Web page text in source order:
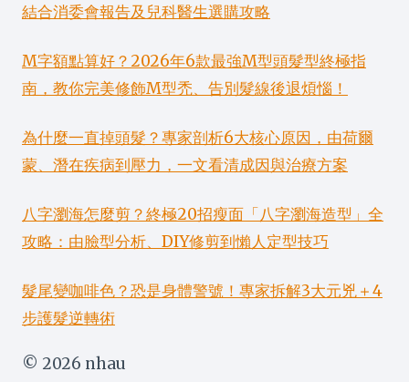
結合消委會報告及兒科醫生選購攻略
M字額點算好？2026年6款最強M型頭髮型終極指
南，教你完美修飾M型禿、告別髮線後退煩惱！
為什麼一直掉頭髮？專家剖析6大核心原因，由荷爾
蒙、潛在疾病到壓力，一文看清成因與治療方案
八字瀏海怎麼剪？終極20招瘦面「八字瀏海造型」全
攻略：由臉型分析、DIY修剪到懶人定型技巧
髮尾變咖啡色？恐是身體警號！專家拆解3大元兇＋4
步護髮逆轉術
© 2026 nhau